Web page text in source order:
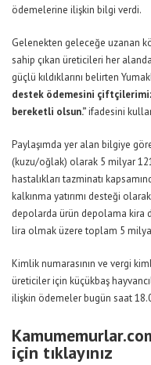
ödemelerine ilişkin bilgi verdi.
Gelenekten geleceğe uzanan
sahip çıkan üreticileri her
güçlü kıldıklarını belirten
destek ödemesini
bereketli olsun.”ifadesini
Paylaşımda yer alan bilgiye
(kuzu/oğlak) olarak 5 milyar
hastalıkları tazminatı
kalkınma yatırımı desteği
depolarda ürün depolama kira
lira olmak üzere toplam 5
Kimlik numarasının ve vergi
üreticiler için küçükbaş
ilişkin ödemeler bugün saat
için tıklayınız